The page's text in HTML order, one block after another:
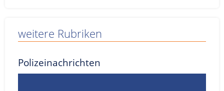
weitere Rubriken
Polizeinachrichten